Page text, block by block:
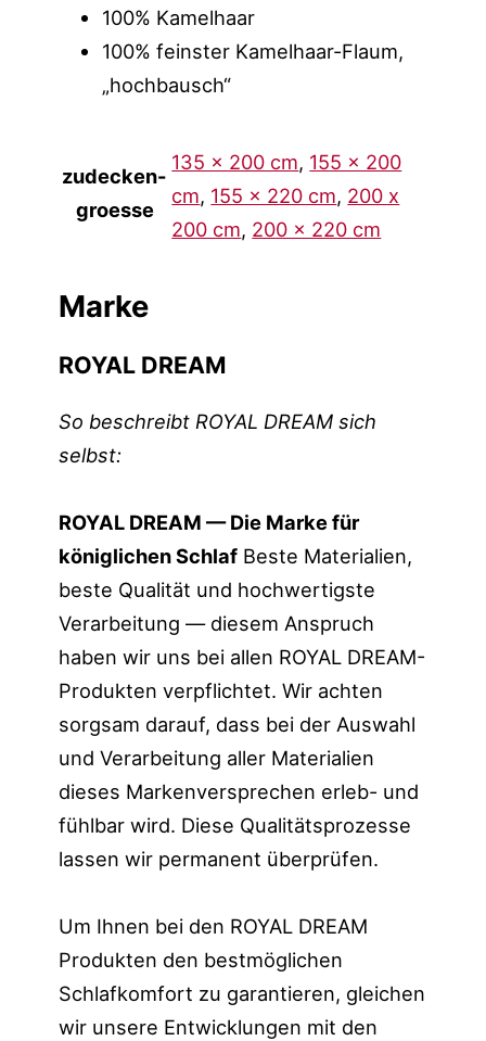
100% Kamelhaar
100% feinster Kamelhaar-Flaum,
„hochbausch“
zudecken-
groesse
135 x 200 cm, 155 x 200
cm, 155 x 220 cm, 200 x
200 cm, 200 x 220 cm
Marke
ROYAL DREAM
So beschreibt ROYAL DREAM sich
selbst:
ROYAL DREAM — Die Marke für
königlichen Schlaf Beste Materialien,
beste Qualität und hochwertigste
Verarbeitung — diesem Anspruch
haben wir uns bei allen ROYAL DREAM-
Produkten verpflichtet. Wir achten
sorgsam darauf, dass bei der Auswahl
und Verarbeitung aller Materialien
dieses Markenversprechen erleb- und
fühlbar wird. Diese Qualitätsprozesse
lassen wir permanent überprüfen.
Um Ihnen bei den ROYAL DREAM
Produkten den bestmöglichen
Schlafkomfort zu garantieren, gleichen
wir unsere Entwicklungen mit den